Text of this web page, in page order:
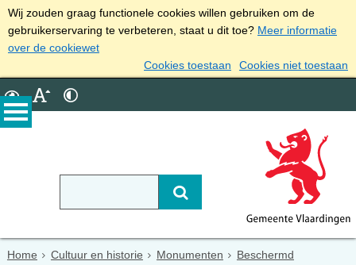
Wij zouden graag functionele cookies willen gebruiken om de
gebruikerservaring te verbeteren, staat u dit toe? Meer informatie
over de cookiewet
Cookies toestaan
Cookies niet toestaan
Home Cultuur en historie Monumenten
Beschermd